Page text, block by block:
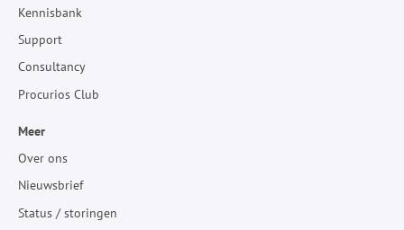
Kennisbank
Support
Consultancy
Procurios Club
Meer
Over ons
Nieuwsbrief
Status / storingen